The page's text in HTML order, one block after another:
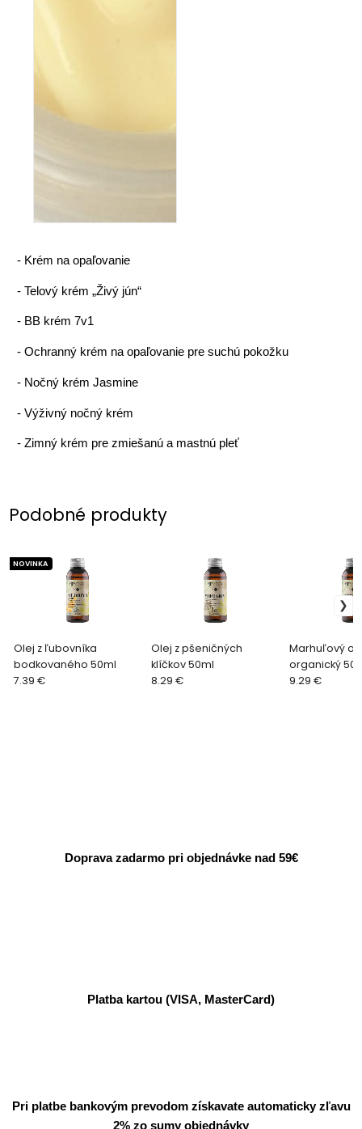
- Krém na opaľovanie
-Telový krém „Živý jún“
- BB krém 7v1
-Ochranný krém na opaľovanie pre suchú pokožku
- Nočný krém Jasmine
-Výživný nočný krém
-Zimný krém pre zmiešanú a mastnú pleť
Podobné produkty
Olej z ľubovníka
bodkovaného 50ml
NOVINKA
7.39 €
Olej z pšeničných
klíčkov 50ml
8.29 €
Marhuľový
organický
9.29 €
Doprava zadarmo pri objednávke nad 59€
Platba kartou (VISA, MasterCard)
Pri platbe bankovým prevodom získavate automaticky zľavu
2% zo sumy objednávky